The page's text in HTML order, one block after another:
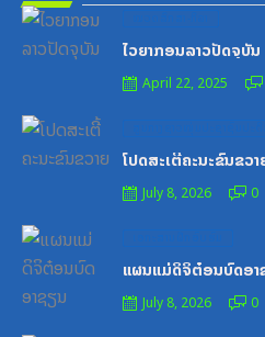
ໄວຍາກອນລາວປັດຈຸບັນ
April 22, 2025
ໂປດສະເຕີ້ຄະນະຂົນຂວ
July 8, 2026 0
ແຜນແມ່ດິຈິຕ໋ອນບົດອາ
July 8, 2026 0